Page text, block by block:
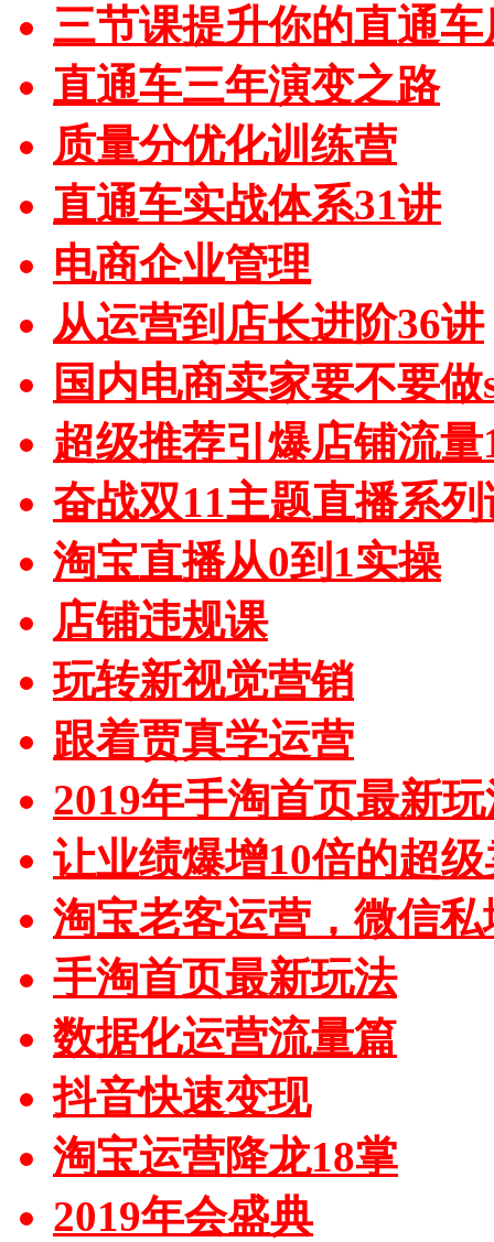
三节课提升你的直通
直通车三年演变之路
质量分优化训练营
直通车实战体系31讲
电商企业管理
从运营到店长进阶36讲
国内电商卖家要不要做
超级推荐引爆店铺流量
奋战双11主题直播系列
淘宝直播从0到1实操
店铺违规课
玩转新视觉营销
跟着贾真学运营
2019年手淘首页最新
让业绩爆增10倍的超
淘宝老客运营，微信私
手淘首页最新玩法
数据化运营流量篇
抖音快速变现
淘宝运营降龙18掌
2019年会盛典